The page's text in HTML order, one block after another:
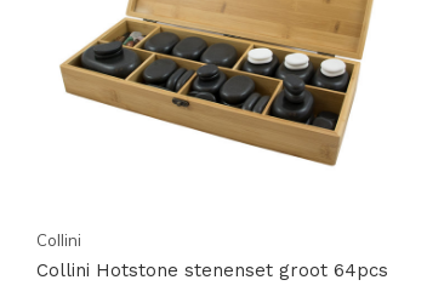
Collini
Collini Hotstone stenenset groot 64pcs